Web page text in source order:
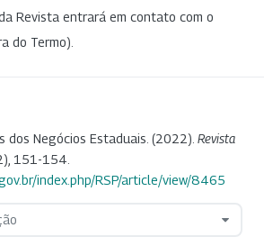
Revista entrará em contato com o
do Termo).
dos Negócios Estaduais. (2022). Revista
151-154.
index.php/RSP/article/view/8465